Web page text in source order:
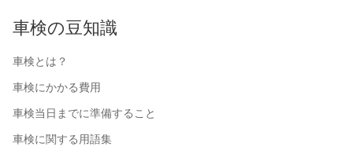
車検の豆知識
車検とは？
車検にかかる費用
車検当日までに準備すること
車検に関する用語集